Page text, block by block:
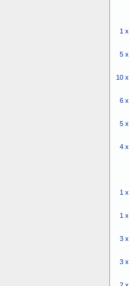
1 x
5 x
10 x
6 x
5 x
4 x
1 x
1 x
3 x
3 x